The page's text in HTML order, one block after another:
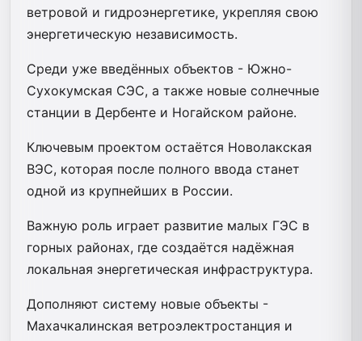
ветровой и гидроэнергетике, укрепляя свою
энергетическую независимость.
Среди уже введённых объектов - Южно-
Сухокумская СЭС, а также новые солнечные
станции в Дербенте и Ногайском районе.
Ключевым проектом остаётся Новолакская
ВЭС, которая после полного ввода станет
одной из крупнейших в России.
Важную роль играет развитие малых ГЭС в
горных районах, где создаётся надёжная
локальная энергетическая инфраструктура.
Дополняют систему новые объекты -
Махачкалинская ветроэлектростанция и